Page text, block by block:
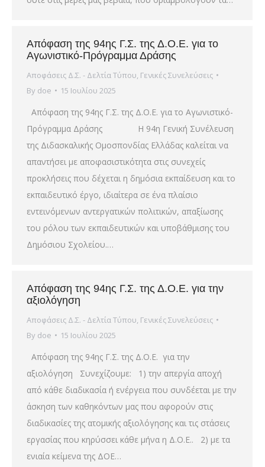
Απόφαση της 94ης Γ.Σ. της Δ.Ο.Ε. για το
Αγωνιστικό-Πρόγραμμα Δράσης
Αποφάσεις Δ.Σ. - Δελτία Τύπου, Γενικές Συνελεύσεις
By doe 15 Ιουλίου 2025
Απόφαση της 94ης Γ.Σ. της Δ.Ο.Ε. για το Αγωνιστικό-
Πρόγραμμα Δράσης Η 94η Γενική Συνέλευση
της Διδασκαλικής Ομοσπονδίας Ελλάδας καλείται να
απαντήσει με αποφασιστικότητα στις συνεχείς
προκλήσεις που δέχεται η δημόσια εκπαίδευση και το
εκπαιδευτικό έργο, ιδιαίτερα σε ένα πλαίσιο
εντεινόμενων αντεργατικών πολιτικών, απαξίωσης
του ρόλου των εκπαιδευτικών και υποβάθμισης του
Δημόσιου Σχολείου.…
Απόφαση της 94ης Γ.Σ. της Δ.Ο.Ε. για την
αξιολόγηση
Αποφάσεις Δ.Σ. - Δελτία Τύπου, Γενικές Συνελεύσεις
By doe 15 Ιουλίου 2025
Απόφαση της 94ης Γ.Σ. της Δ.Ο.Ε. για την
αξιολόγηση Συνεχίζουμε: 1) την απεργία αποχή
από κάθε διαδικασία ή ενέργεια που συνδέεται με την
άσκηση των καθηκόντων μας που αφορούν στις
διαδικασίες της ατομικής αξιολόγησης και τις στάσεις
εργασίας που κηρύσσει κάθε μήνα η Δ.Ο.Ε.. 2) με τα
ενιαία κείμενα της ΔΟΕ…